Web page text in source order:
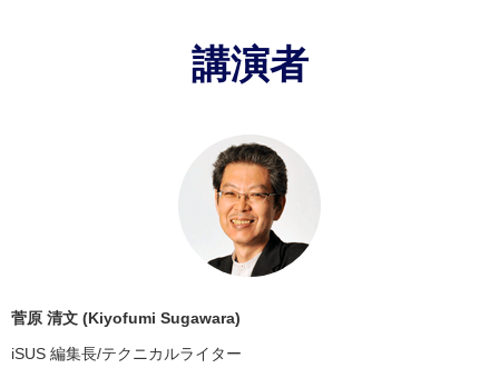
講演者
菅原 清文 (Kiyofumi Sugawara)
iSUS 編集長/テクニカルライター